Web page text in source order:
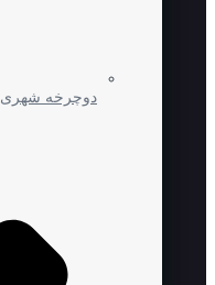
دوچرخه شهری